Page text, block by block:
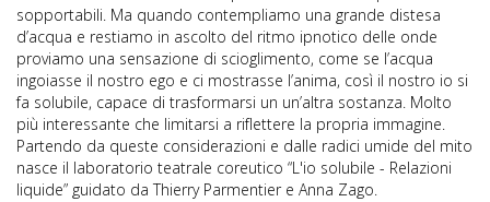
sopportabili. Ma quando contempliamo una grande distesa
d’acqua e restiamo in ascolto del ritmo ipnotico delle onde
proviamo una sensazione di scioglimento, come se l’acqua
ingoiasse il nostro ego e ci mostrasse l’anima, così il nostro io si
fa solubile, capace di trasformarsi un un’altra sostanza. Molto
più interessante che limitarsi a riflettere la propria immagine.
Partendo da queste considerazioni e dalle radici umide del mito
nasce il laboratorio teatrale coreutico “L'io solubile - Relazioni
liquide” guidato da Thierry Parmentier e Anna Zago.